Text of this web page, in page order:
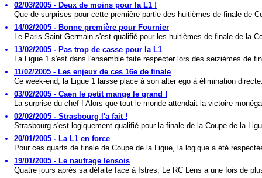
02/03/2005 - Deux de moins pour la L1 !
Que de surprises pour cette première partie des huitièmes de finale de
14/02/2005 - Bonne première pour Fournier
Le Paris Saint-Germain s'est qualifié pour les huitièmes de finale de la
13/02/2005 - Pas trop de casse pour la L1
La Ligue 1 s'est dans l'ensemble faite respecter lors des seizièmes de
11/02/2005 - Les enjeux de ces 16e de finale
Ce week-end, la Ligue 1 laisse place à son alter ego à élimination
03/02/2005 - Caen le petit mange le grand !
La surprise du chef ! Alors que tout le monde attendait la victoire
02/02/2005 - Strasbourg l'a fait !
Strasbourg s'est logiquement qualifié pour la finale de la Coupe de la
20/01/2005 - La L1 en force
Pour ces quarts de finale de Coupe de la Ligue, la logique a été
19/01/2005 - Le naufrage lensois
Quatre jours après sa défaite face à Istres, Le RC Lens a une fois de